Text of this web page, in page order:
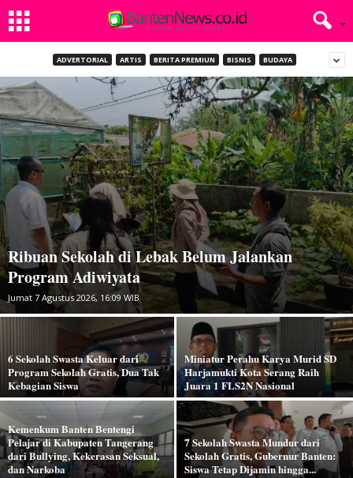
ADVERTORIAL ARTIS BERITA PREMIUN BISNIS BUDAYA
Ribuan Sekolah di Lebak Belum Jalankan
Program Adiwiyata
Jumat 7 Agustus 2026, 16:09 WIB
6 Sekolah Swasta Keluar dari
Program Sekolah Gratis, Dua Tak
Kebagian Siswa
Miniatur Perahu Karya Murid SD
Harjamukti Kota Serang Raih
Juara 1 FLS2N Nasional
Kemenkum Banten Bentengi
Pelajar di Kabupaten Tangerang
dari Bullying, Kekerasan Seksual,
dan Narkoba
7 Sekolah Swasta Mundur dari
Sekolah Gratis, Gubernur Banten:
Siswa Tetap Dijamin hingga...